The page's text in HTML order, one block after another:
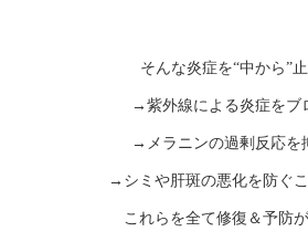
そんな炎症を“中から”止
→紫外線による炎症をブ
→メラニンの過剰反応を
→シミや肝斑の悪化を防ぐこ
これらを全て修復＆予防が